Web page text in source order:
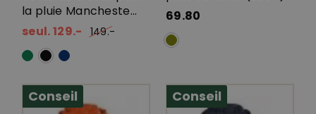
la pluie Mancheste...
seul. 129.-
149.-
69.80
Conseil Conseil